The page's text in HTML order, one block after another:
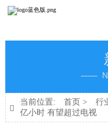
——

当前位置: 首页 > 行
亿小时 有望超过电视